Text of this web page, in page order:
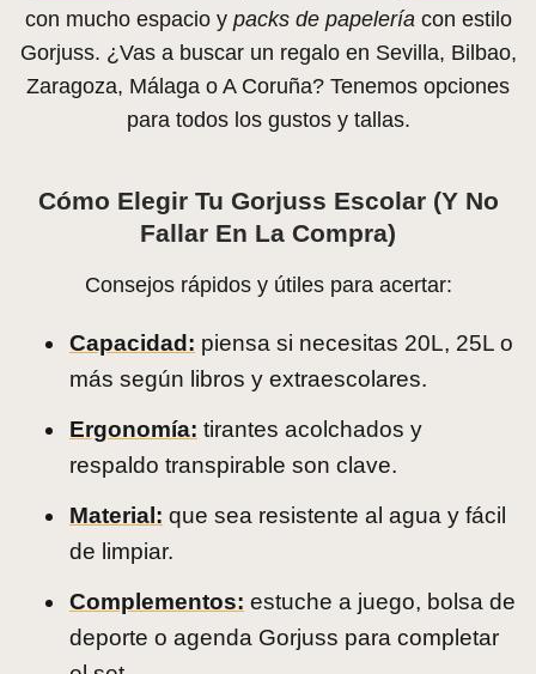
con mucho espacio y packs de papelería con estilo
Gorjuss. ¿Vas a buscar un regalo en Sevilla, Bilbao,
Zaragoza, Málaga o A Coruña? Tenemos opciones
para todos los gustos y tallas.
Cómo Elegir Tu Gorjuss Escolar (y No
Fallar En La Compra)
Consejos rápidos y útiles para acertar:
Capacidad: piensa si necesitas 20L, 25L o
más según libros y extraescolares.
Ergonomía: tirantes acolchados y
respaldo transpirable son clave.
Material: que sea resistente al agua y fácil
de limpiar.
Complementos: estuche a juego, bolsa de
deporte o agenda Gorjuss para completar